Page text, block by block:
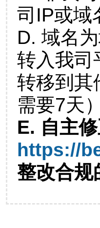
司IP或域
D. 域名
转入我司
转移到其
需要7天）
E. 自主
https://
整改合规